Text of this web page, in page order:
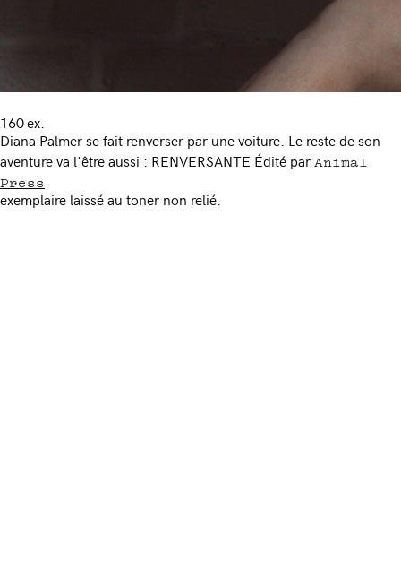
160 ex.
Diana Palmer se fait renverser par une voiture. Le reste de son
aventure va l'être aussi : RENVERSANTE Édité par Animal
Press
exemplaire laissé au toner non relié.